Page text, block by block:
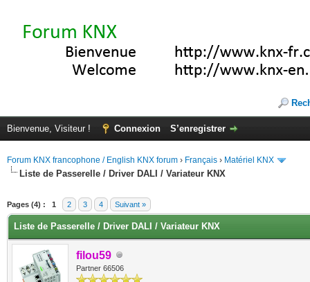
Bienvenue, Visiteur ! Connexion S’enregistrer
Forum KNX francophone / English KNX forum › Français › Matériel KNX
Liste de Passerelle / Driver DALI / Variateur KNX
Pages (4) : 1 2 3 4 Suivant »
Liste de Passerelle / Driver DALI / Variateur KNX
filou59
Partner 66506